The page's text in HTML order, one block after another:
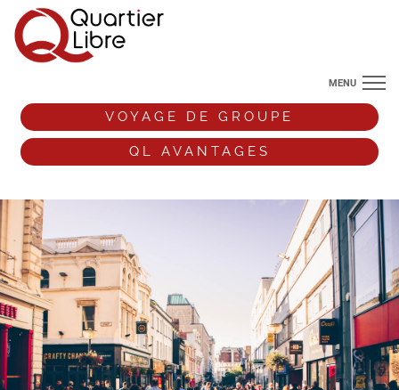
MENU
NOS DESTINATIONS
ANGLETERRE
VOS ENVIES DE VOYAGE
+33 (0)9 72 38 52 44
VOYAGE DE GROUPE
QL AVANTAGES
ESPACE PRO
VOYAGE DE GROUPE
QL AVANTAGES